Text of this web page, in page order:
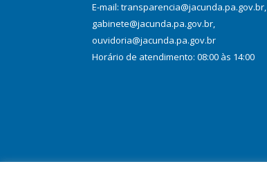
E-mail: transparencia@jacunda.pa.gov.br,
gabinete@jacunda.pa.gov.br,
ouvidoria@jacunda.pa.gov.br
Horário de atendimento: 08:00 às 14:00